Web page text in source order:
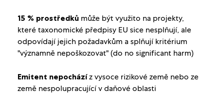
15 % prostředkůmůže být využito na projekty,
které taxonomické předpisy EU sice nesplňují, ale
odpovídají jejich požadavkům a splňují kritérium
"významně nepoškozovat" (do no significant harm)
Emitent nepocházíz vysoce rizikové země nebo ze
země nespolupracující v daňové oblasti